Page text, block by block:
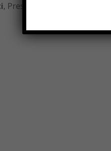
, Presidente